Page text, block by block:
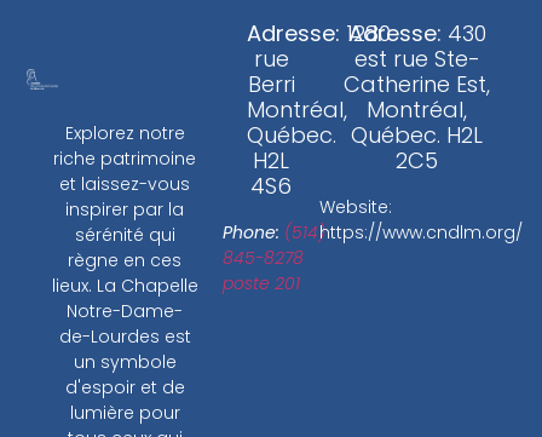
Explorez notre
riche patrimoine
et laissez-vous
inspirer par la
sérénité qui
règne en ces
lieux. La Chapelle
Notre-Dame-
de-Lourdes est
un symbole
d'espoir et de
lumière pour
Adresse: 1280
rue
Berri
Montréal,
Québec.
H2L
4S6
Phone: (514)
845-8278
poste 201
Adresse: 430
est rue Ste-
Catherine Est,
Montréal,
Québec. H2L
2C5
Website:
https://www.cndlm.org/